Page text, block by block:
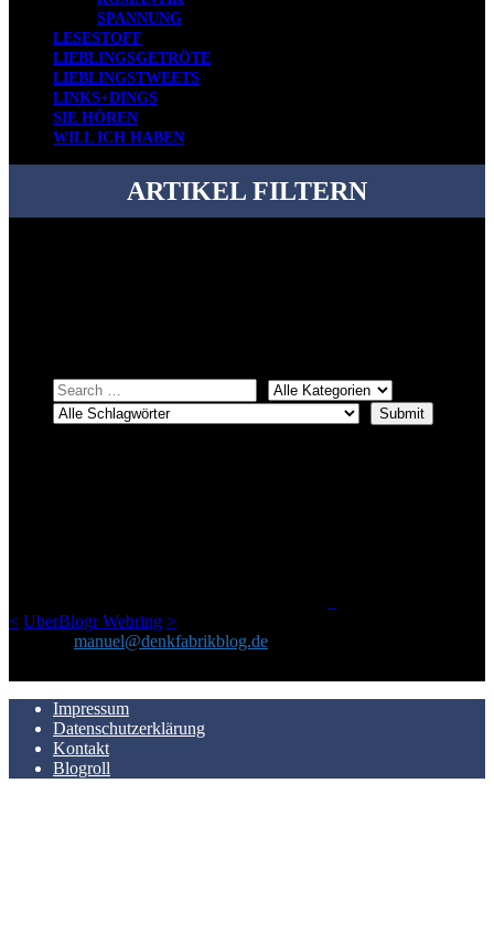
SPANNUNG
LESESTOFF
LIEBLINGSGETRÖTE
LIEBLINGSTWEETS
LINKS+DINGS
SIE HÖREN
WILL ICH HABEN
ARTIKEL FILTERN
< UberBlogr Webring >
manuel@denkfabrikblog.de
Impressum
Datenschutzerklärung
Kontakt
Blogroll